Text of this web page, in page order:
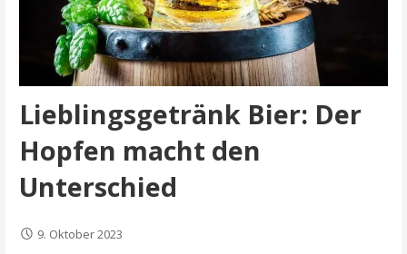
Lieblingsgetränk Bier: Der
Hopfen macht den
Unterschied
9. Oktober 2023